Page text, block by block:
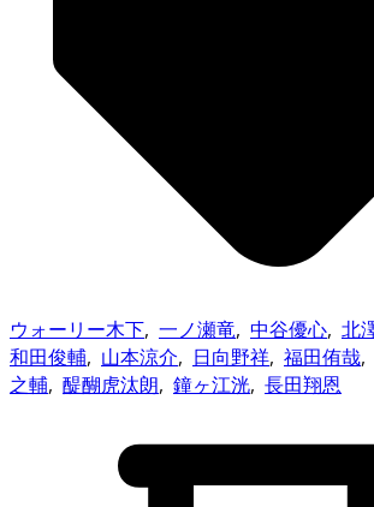
ウォーリー木下, 一ノ瀬竜, 中谷優心, 北
和田俊輔, 山本涼介, 日向野祥, 福田侑哉,
之輔, 醍醐虎汰朗, 鐘ヶ江洸, 長田翔恩